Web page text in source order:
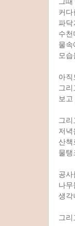
커다
파닥
수천
물속
모
아직
그
보
그
저녁
산책
물탱
공사
나무
생각
그